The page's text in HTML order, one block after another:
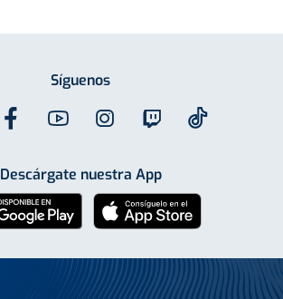
Síguenos
Descárgate nuestra App